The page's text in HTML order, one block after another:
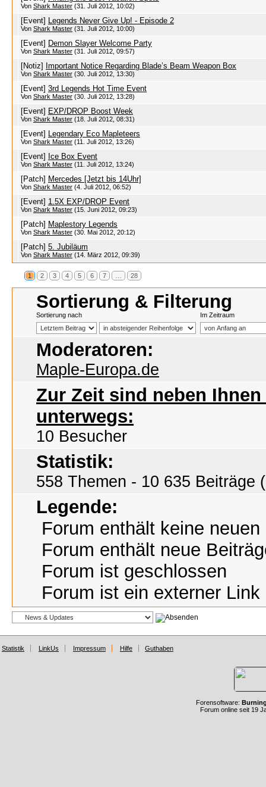
Von Shark Master (31. Juli 2012, 10:02)
[Event] Legends Never Give Up! - Episode 2
Von Shark Master (31. Juli 2012, 10:00)
[Event] Demon Slayer Welcome Party
Von Shark Master (31. Juli 2012, 09:57)
[Notiz] Important Notice Regarding Blade’s Beam Weapon Box
Von Shark Master (30. Juli 2012, 13:30)
[Event] 3rd Legends Hot Time Event
Von Shark Master (30. Juli 2012, 13:28)
[Event] EXP/DROP Boost Week
Von Shark Master (18. Juli 2012, 08:31)
[Event] Legendary Eco Mapleteers
Von Shark Master (11. Juli 2012, 13:26)
[Event] Ice Box Event
Von Shark Master (11. Juli 2012, 13:24)
[Patch] Mercedes [Jetzt bis 14Uhr]
Von Shark Master (4. Juli 2012, 06:52)
[Event] 1.5X EXP/DROP Event
Von Shark Master (15. Juni 2012, 09:23)
[Patch] Maplestory Legends
Von Shark Master (30. Mai 2012, 20:12)
[Patch] 5. Jubiläum
Von Shark Master (14. März 2012, 09:39)
1 2 3 4 5 6 7 28
Sortierung & Filterung
Sortierung nach Im Zeitraum
Moderatoren:
Maple-Europa.de
Zur Zeit sind neben
unterwegs:
10 Besucher
Statistik:
558 Themen - 10 635 Beiträge
Legende:
Forum enthält keine neuen
Forum enthält neue
Forum ist geschlossen
Forum ist ein externer Link
Statistik LinkUs Impressum Hilfe Guthaben
Forensoftware:
Forum online seit 19